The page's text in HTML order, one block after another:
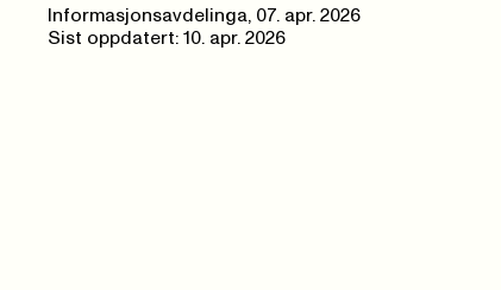
Informasjonsavdelinga, 07. apr. 2026
Sist oppdatert: 10. apr. 2026